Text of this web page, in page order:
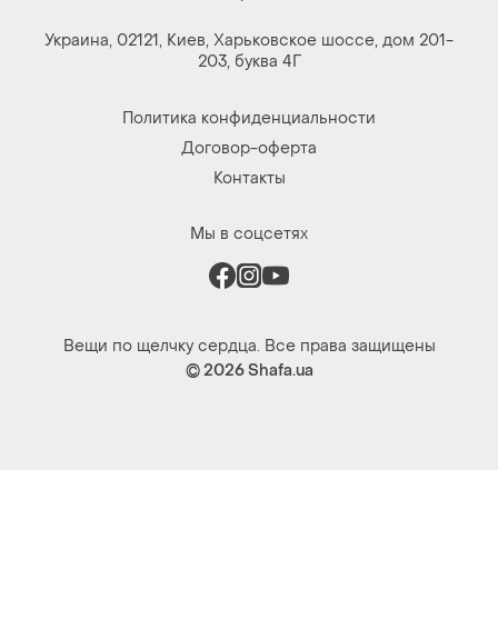
Украина, 02121, Киев, Харьковское шоссе, дом 201-
203, буква 4Г
Политика конфиденциальности
Договор-оферта
Контакты
Мы в соцсетях
Вещи по щелчку сердца. Все права защищены
© 2026Shafa.ua